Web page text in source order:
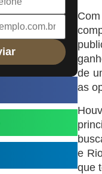
de
as
e
que